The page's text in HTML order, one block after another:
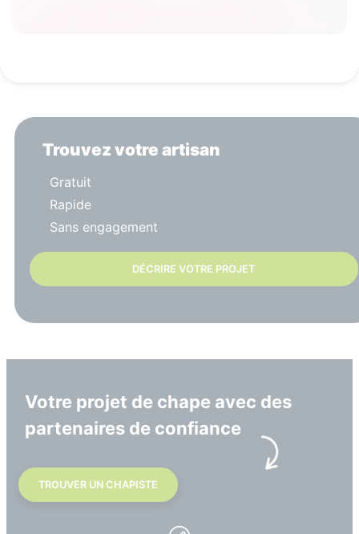
Trouvez votre artisan
Gratuit
Rapide
Sans engagement
DÉCRIRE VOTRE PROJET
Votre projet de chape avec des
partenaires de confiance
TROUVER UN CHAPISTE